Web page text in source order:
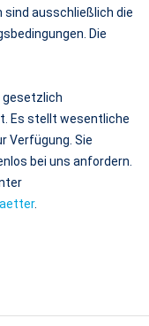
sind ausschließlich die
Die
gesetzlich
Es stellt wesentliche
Verfügung. Sie
bei uns anfordern.
.